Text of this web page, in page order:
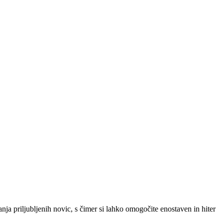
priljubljenih novic, s čimer si lahko omogočite enostaven in hiter